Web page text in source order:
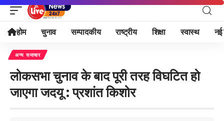
होम चुनाव सम्पादकीय राष्ट्रीय शिक्षा स्वास्थ नई
अन्य समाचार
लोकसभा चुनाव के बाद पूरी तरह विघटित हो
जाएगा जदयू : प्रशांत किशोर